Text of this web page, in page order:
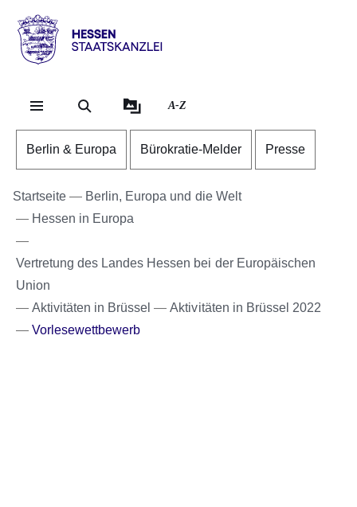
Hessen
Staatskanzlei
A-Z
Berlin & Europa Bürokratie-Melder Presse
Startseite
Berlin, Europa und die Welt
Hessen in Europa
Vertretung des Landes Hessen bei der Europäischen
Union
Aktivitäten in Brüssel
Aktivitäten in Brüssel 2022
Vorlesewettbewerb